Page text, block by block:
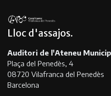
Lloc d'assajos
Auditori de l'Ateneu
Plaça del Penedès, 4
08720 Vilafranca del Penedès
Barcelona